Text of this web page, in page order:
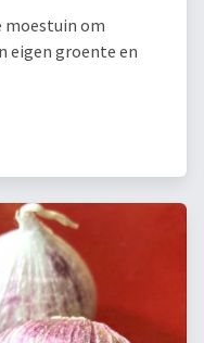
moestuin om
eigen groente en